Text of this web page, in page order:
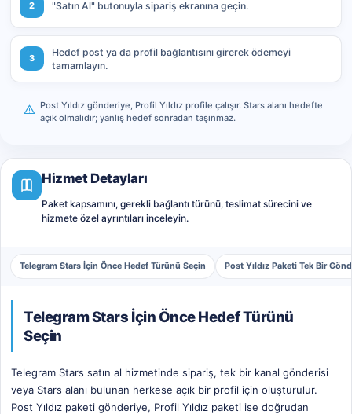
2 "Satın Al" butonuyla sipariş ekranına geçin.
3
Hedef post ya da profil bağlantısını girerek ödemeyi
tamamlayın.
Post Yıldız gönderiye, Profil Yıldız profile çalışır. Stars alanı hedefte
açık olmalıdır; yanlış hedef sonradan taşınmaz.
Hizmet Detayları
Paket kapsamını, gerekli bağlantı türünü, teslimat sürecini ve
hizmete özel ayrıntıları inceleyin.
Telegram Stars İçin Önce Hedef Türünü Seçin Post Yıldız Paketi Tek Bir
Telegram Stars İçin Önce Hedef Türünü
Seçin
Telegram Stars satın al hizmetinde sipariş, tek bir kanal gönderisi
veya Stars alanı bulunan herkese açık bir profil için oluşturulur.
Post Yıldız paketi gönderiye, Profil Yıldız paketi ise doğrudan